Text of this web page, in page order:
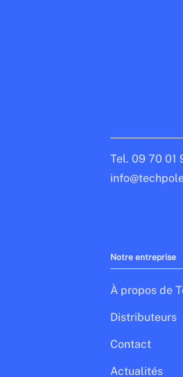
Tel. 09 70 01
Notre entreprise
À propos de
Distributeurs
Contact
Actualités